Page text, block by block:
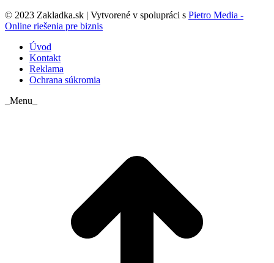
© 2023 Zakladka.sk | Vytvorené v spolupráci s Pietro Media -
Online riešenia pre biznis
Úvod
Kontakt
Reklama
Ochrana súkromia
_Menu_